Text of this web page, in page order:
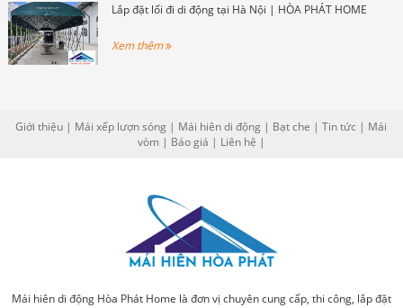
Lắp đặt lối đi di động tại Hà Nội | HÒA PHÁT HOME
Xem thêm
Giới thiệu | Mái xếp lượn sóng | Mái hiên di động | Bạt che |Tin tức | Mái
vòm| Báo giá | Liên hệ |
Mái hiên di động Hòa Phát Home là đơn vị chuyên cung cấp, thi công, lắp đặt